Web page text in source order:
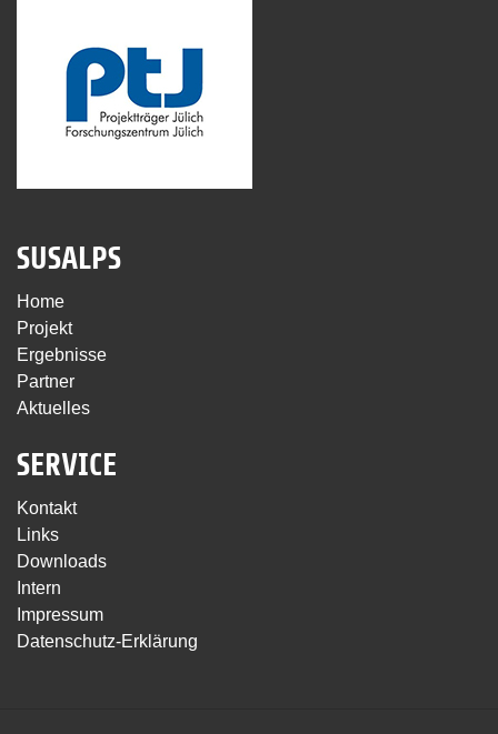
SUSALPS
Home
Projekt
Ergebnisse
Partner
Aktuelles
SERVICE
Kontakt
Links
Downloads
Intern
Impressum
Datenschutz-Erklärung